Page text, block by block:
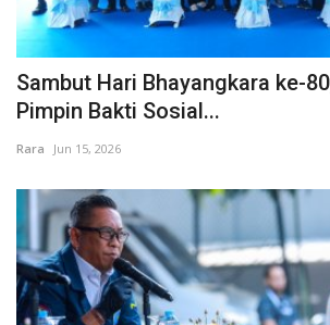
Sambut Hari Bhayangkara ke-
Pimpin Bakti Sosial...
Rara Jun 15, 2026